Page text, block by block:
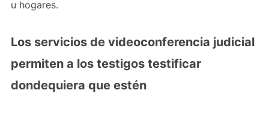
u hogares.
Los servicios de videoconferencia judicial
permiten a los testigos testificar
dondequiera que estén